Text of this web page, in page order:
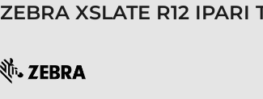
ZEBRA XSLATE R12 IPARI